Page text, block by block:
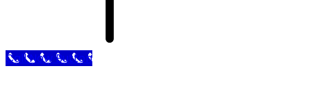
Call Now Button